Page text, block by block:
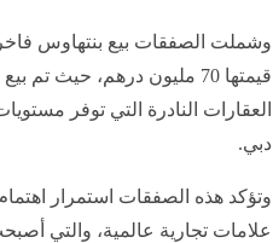
قيمتها 70 مليون درهم،
العقارات النادرة التي توفر
دبي.
وتؤكد هذه الصفقات استمرار
علامات تجارية عالمية، والتي